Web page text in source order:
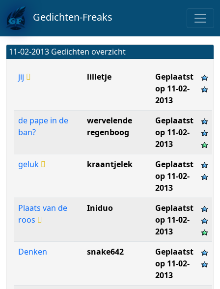
Gedichten-Freaks
11-02-2013 Gedichten overzicht
jij lilletje
Geplaatst
op 11-02-
2013
de pape in de
ban?
wervelende
regenboog
Geplaatst
op 11-02-
2013
geluk
kraantjelek
Geplaatst
op 11-02-
2013
Plaats van de
roos
Iniduo
Geplaatst
op 11-02-
2013
Denken
snake642
Geplaatst
op 11-02-
2013